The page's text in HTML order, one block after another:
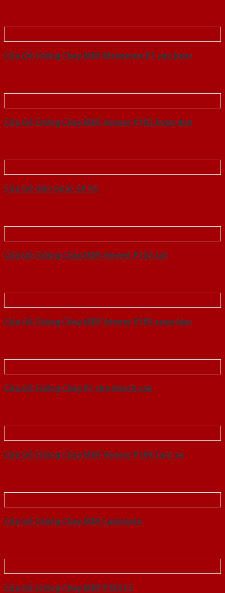
Cửa Gỗ Chống Cháy MDF Melamine P1 van kem
Cửa Gỗ Chống Cháy MDF Veneer P1R2 Xoan dao
Cửa Gỗ Hàn Quốc 2A fix
Cửa Gỗ Chống Cháy MDF Veneer P1G1 soi
Cửa Gỗ Chống Cháy MDF Veneer P1R5 xoan dao
Cửa Gỗ Chống Cháy P1 cho khach san
Cửa Gỗ Chống Cháy MDF Veneer P1R4 Cam xe
Cửa Gỗ Chống Cháy MDF Laminate
Cửa Gỗ Chống Cháy MDF P1R4 C1